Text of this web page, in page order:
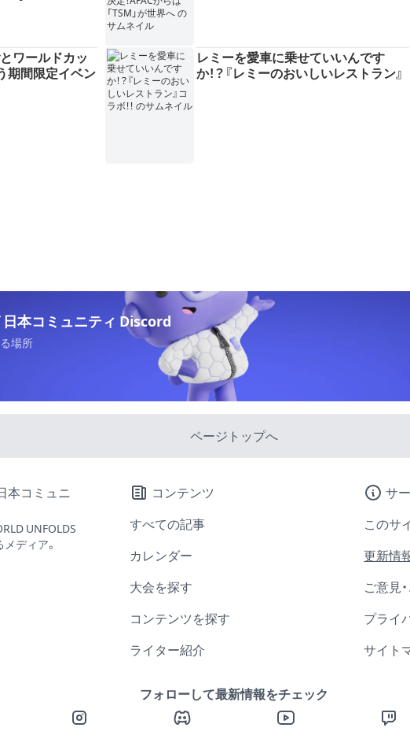
ワールドカッ
期間限定イベン
レミーを愛車に乗せていいんです
か！？『レミーのおいしいレストラン』
日本コミュニティ Discord
場所
ページトップへ
UNFOLDS
ディア。
コンテンツ
すべての記事
カレンダー
大会を探す
コンテンツを探す
ライター紹介
サ
このサ
更新情
ご意見
プライ
サイト
フォローして最新情報をチェック